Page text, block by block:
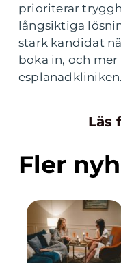
prioriterar
långsiktiga
stark kandidat
boka in, och
esplanadkliniken.
Läs
Fler